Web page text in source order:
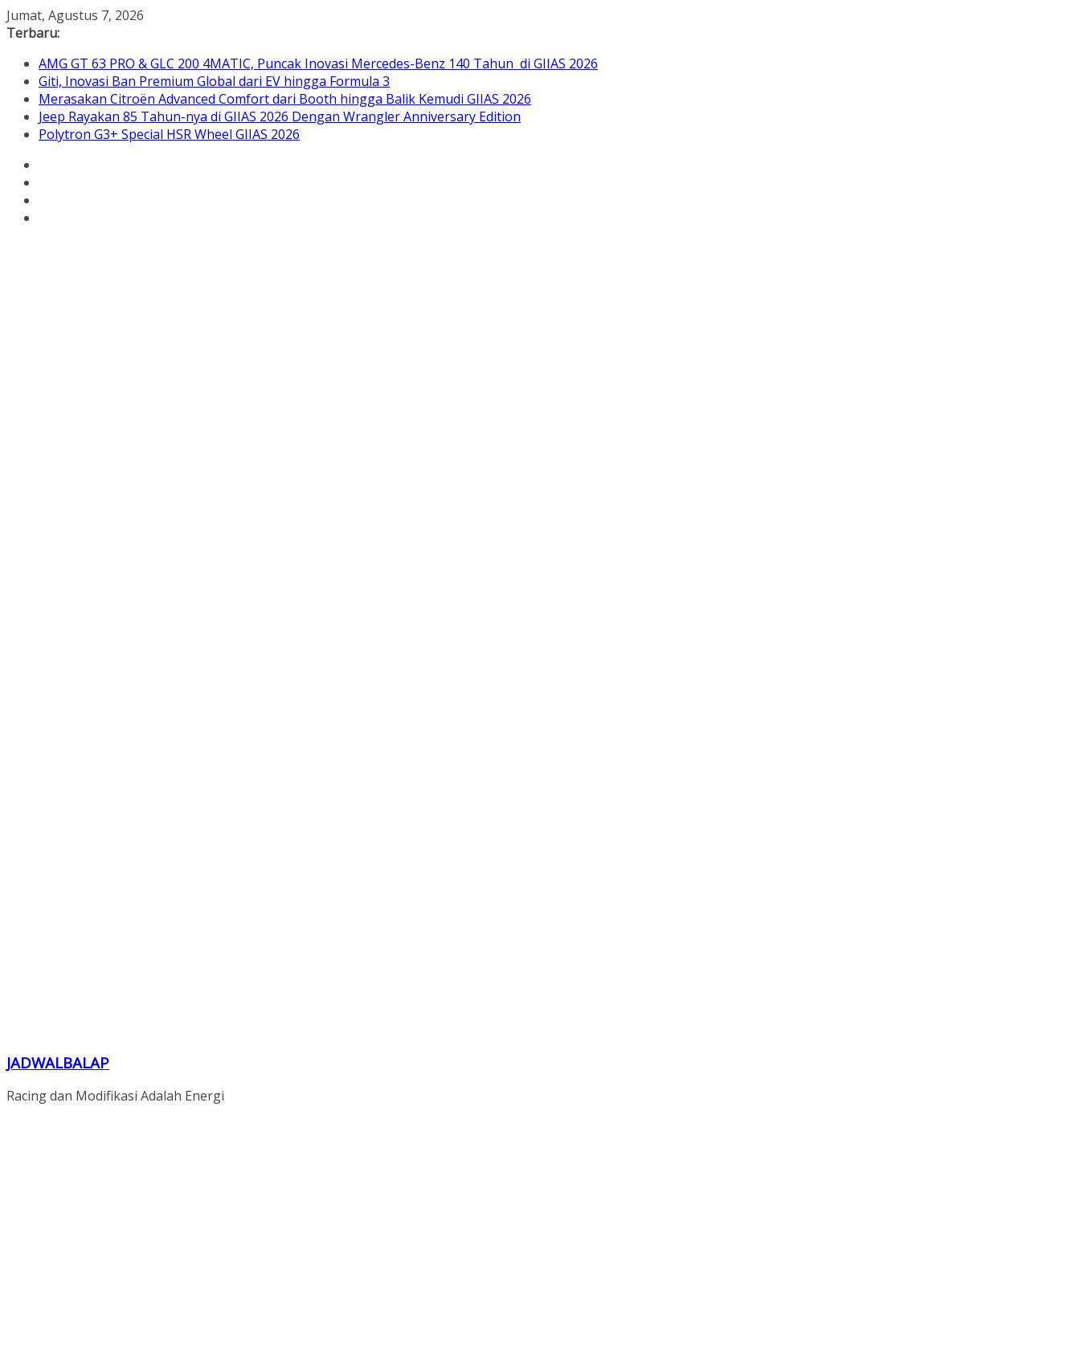
Skip
to
Jumat, Agustus 7, 2026
Terbaru:
AMG GT 63 PRO & GLC 200 4MATIC, Puncak Inovasi Mercedes-Benz 140 Tahun di GIIAS 2026
Giti, Inovasi Ban Premium Global dari EV hingga Formula 3
Merasakan Citroën Advanced Comfort dari Booth hingga Balik Kemudi GIIAS 2026
Jeep Rayakan 85 Tahun-nya di GIIAS 2026 Dengan Wrangler Anniversary Edition
Polytron G3+ Special HSR Wheel GIIAS 2026
JADWALBALAP
Racing dan Modifikasi Adalah Energi